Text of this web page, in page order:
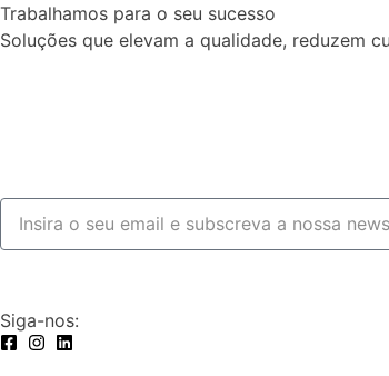
Trabalhamos para o seu sucesso
Soluções que elevam a qualidade, reduzem
Siga-nos: